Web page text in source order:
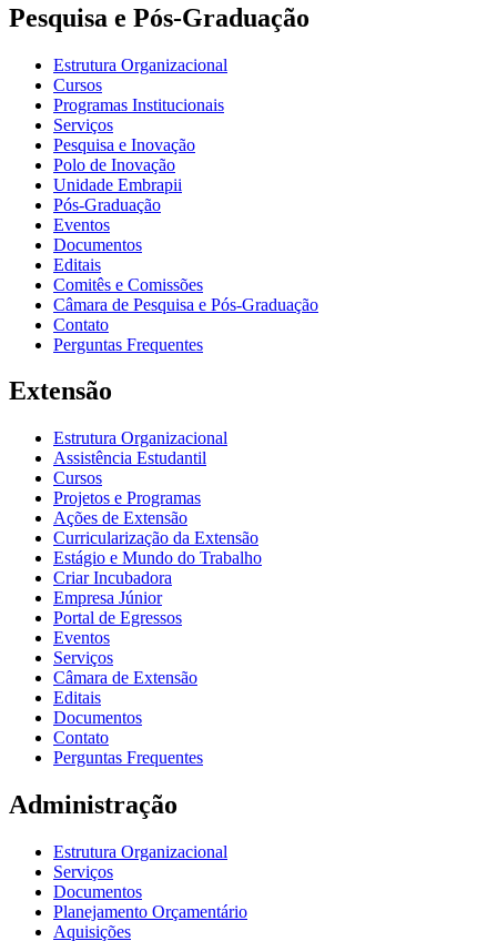
Pesquisa e Pós-Graduação
Estrutura Organizacional
Cursos
Programas Institucionais
Serviços
Pesquisa e Inovação
Polo de Inovação
Unidade Embrapii
Pós-Graduação
Eventos
Documentos
Editais
Comitês e Comissões
Câmara de Pesquisa e Pós-Graduação
Contato
Perguntas Frequentes
Extensão
Estrutura Organizacional
Assistência Estudantil
Cursos
Projetos e Programas
Ações de Extensão
Curricularização da Extensão
Estágio e Mundo do Trabalho
Criar Incubadora
Empresa Júnior
Portal de Egressos
Eventos
Serviços
Câmara de Extensão
Editais
Documentos
Contato
Perguntas Frequentes
Administração
Estrutura Organizacional
Serviços
Documentos
Planejamento Orçamentário
Aquisições